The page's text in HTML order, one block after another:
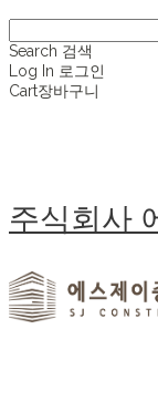
Search 검색
Log In 로그인
Cart장바구니
주식회사